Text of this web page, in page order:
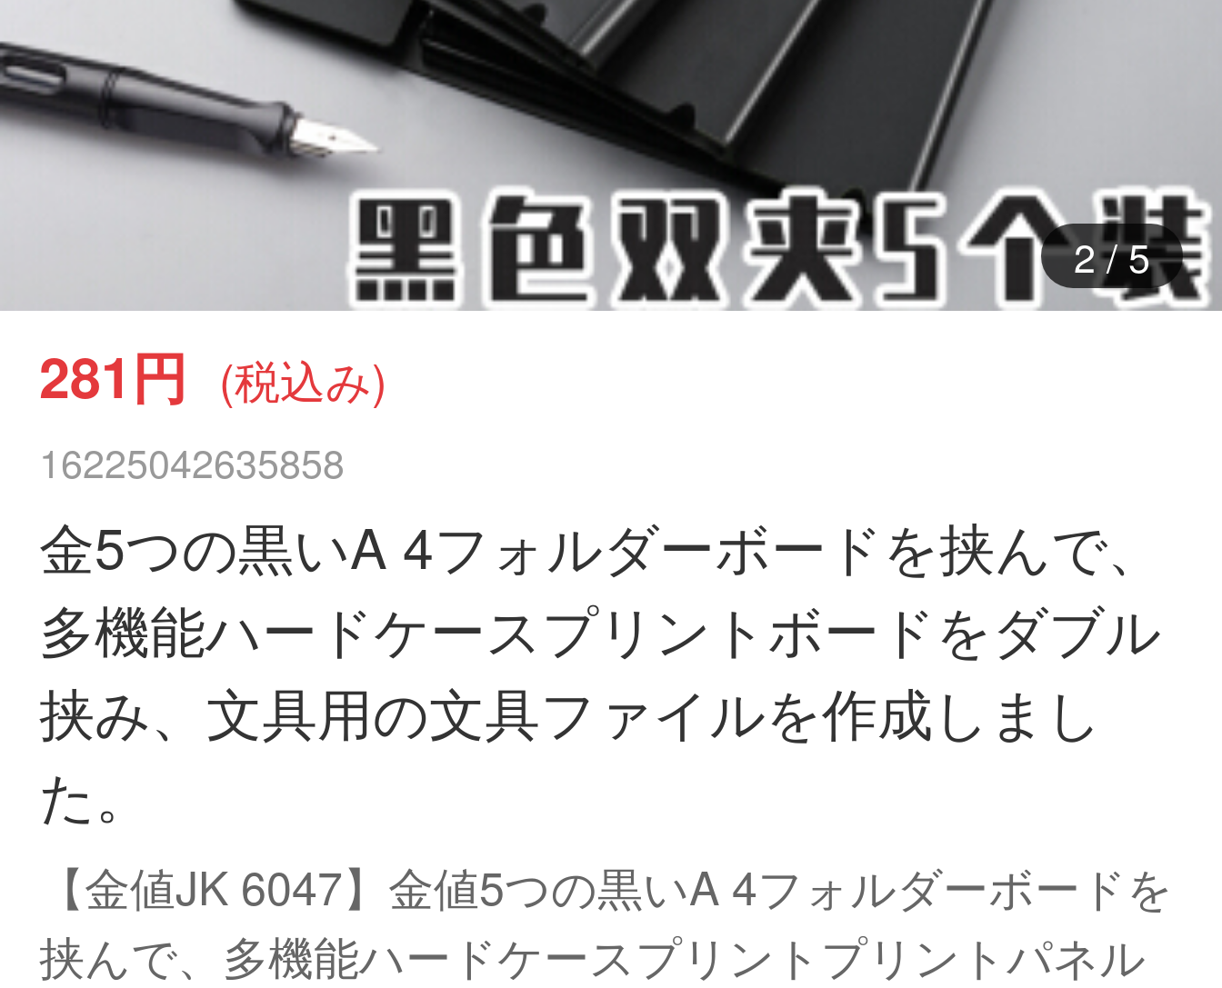
2/5
281円 (税込み)
16225042635858
金5つの黒いA 4フォルダーボードを挟んで、
多機能ハードケースプリントボードをダブル
挟み、文具用の文具ファイルを作成しまし
た。
【金値JK 6047】金値5つの黒いA 4フォルダーボードを
挟んで、多機能ハードケースプリントプリントパネル